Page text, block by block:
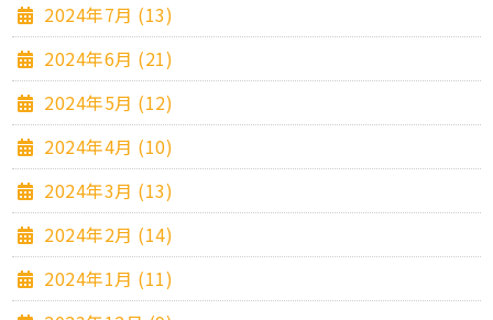
2024年7月 (13)
2024年6月 (21)
2024年5月 (12)
2024年4月 (10)
2024年3月 (13)
2024年2月 (14)
2024年1月 (11)